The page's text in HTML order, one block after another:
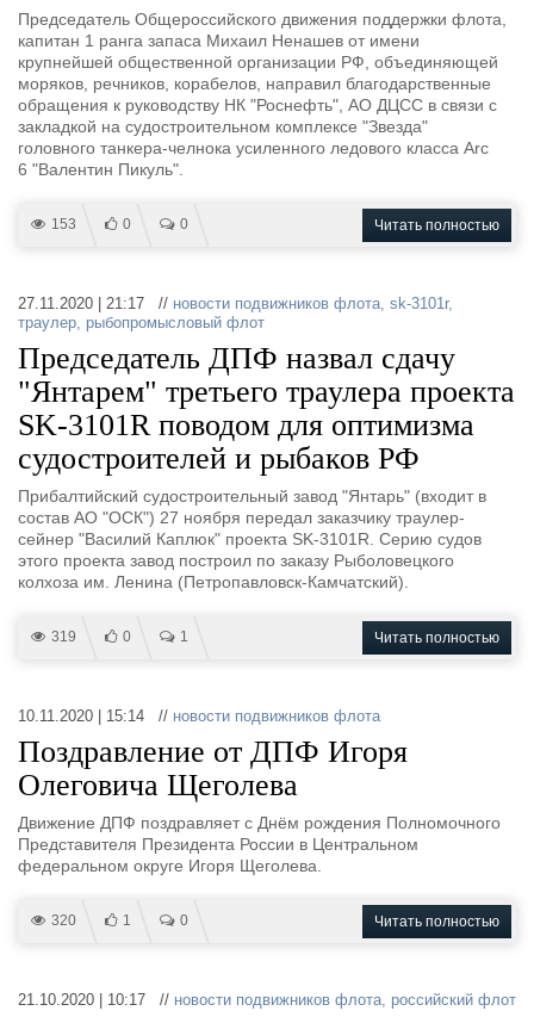
Председатель Общероссийского движения поддержки флота,
капитан 1 ранга запаса Михаил Ненашев от имени
крупнейшей общественной организации РФ, объединяющей
моряков, речников, корабелов, направил благодарственные
обращения к руководству НК "Роснефть", АО ДЦСС в связи с
закладкой на судостроительном комплексе "Звезда"
головного танкера-челнока усиленного ледового класса Arc
6 "Валентин Пикуль".
153 0 0 Читать полностью
27.11.2020 | 21:17 // новости подвижников флота, sk-3101r,
траулер, рыбопромысловый флот
Председатель ДПФ назвал сдачу
"Янтарем" третьего траулера проекта
SK-3101R поводом для оптимизма
судостроителей и рыбаков РФ
Прибалтийский судостроительный завод "Янтарь" (входит в
состав АО "ОСК") 27 ноября передал заказчику траулер-
сейнер "Василий Каплюк" проекта SK-3101R. Серию судов
этого проекта завод построил по заказу Рыболовецкого
колхоза им. Ленина (Петропавловск-Камчатский).
319 0 1 Читать полностью
10.11.2020 | 15:14 // новости подвижников флота
Поздравление от ДПФ Игоря
Олеговича Щеголева
Движение ДПФ поздравляет с Днём рождения Полномочного
Представителя Президента России в Центральном
федеральном округе Игоря Щеголева.
320 1 0 Читать полностью
21.10.2020 | 10:17 // новости подвижников флота, российский флот